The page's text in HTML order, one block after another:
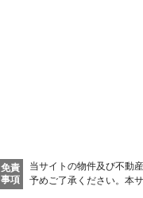
免責
事項
当サイトの物件及び不動
予めご了承ください。 本